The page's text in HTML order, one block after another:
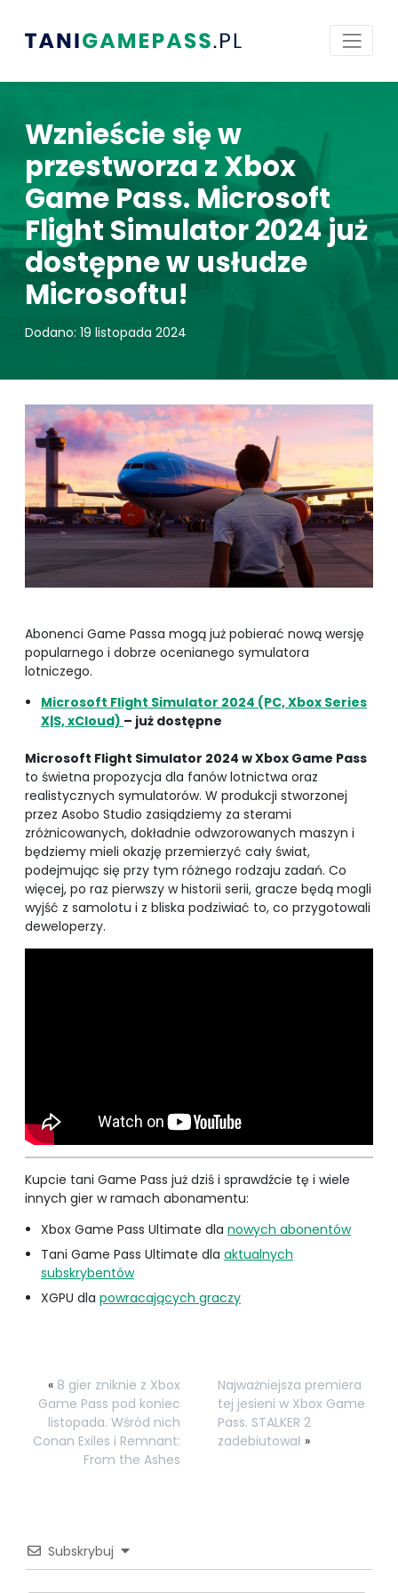
Wznieście się w
przestworza z Xbox
Game Pass. Microsoft
Flight Simulator 2024 już
dostępne w usłudze
Microsoftu!
Dodano: 19 listopada 2024
Abonenci Game Passa mogą już pobierać nową wersję
popularnego i dobrze ocenianego symulatora
lotniczego.
Microsoft Flight Simulator 2024 (PC, Xbox Series
X|S, xCloud) – już dostępne
Microsoft Flight Simulator 2024 w Xbox Game Pass
to świetna propozycja dla fanów lotnictwa oraz
realistycznych symulatorów. W produkcji stworzonej
przez Asobo Studio zasiądziemy za sterami
zróżnicowanych, dokładnie odwzorowanych maszyn i
będziemy mieli okazję przemierzyć cały świat,
podejmując się przy tym różnego rodzaju zadań. Co
więcej, po raz pierwszy w historii serii, gracze będą mogli
wyjść z samolotu i z bliska podziwiać to, co przygotowali
deweloperzy.
Kupcie tani Game Pass już dziś i sprawdźcie tę i wiele
innych gier w ramach abonamentu:
Xbox Game Pass Ultimate dla nowych abonentów
Tani Game Pass Ultimate dla aktualnych
subskrybentów
XGPU dla powracających graczy
« 8 gier zniknie z Xbox
Game Pass pod koniec
listopada. Wśród nich
Conan Exiles i Remnant:
From the Ashes
Najważniejsza premiera
tej jesieni w Xbox Game
Pass. STALKER 2
zadebiutował »
Subskrybuj